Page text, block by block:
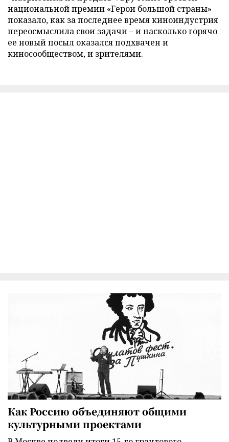
национальной премии «Герои большой страны»
показало, как за последнее время киноиндустрия
переосмыслила свои задачи – и насколько горячо
ее новый посыл оказался подхвачен и
киносообществом, и зрителями.
Как Россию объединяют общими
культурными проектами